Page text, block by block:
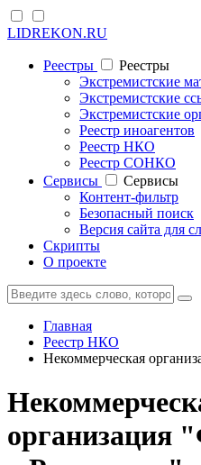
LIDREKON.RU
Реестры
Реестры
Экстремистские
Экстремистские
Экстремистские
Реестр иноагентов
Реестр НКО
Реестр СОНКО
Cервисы
Cервисы
Контент-фильтр
Безопасный поиск
Версия сайта для
Скрипты
О проекте
Главная
Реестр НКО
Некоммерческая
организация